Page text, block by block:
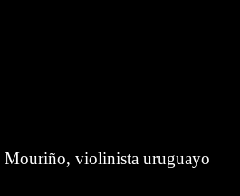
Mouriño, violinista uruguayo